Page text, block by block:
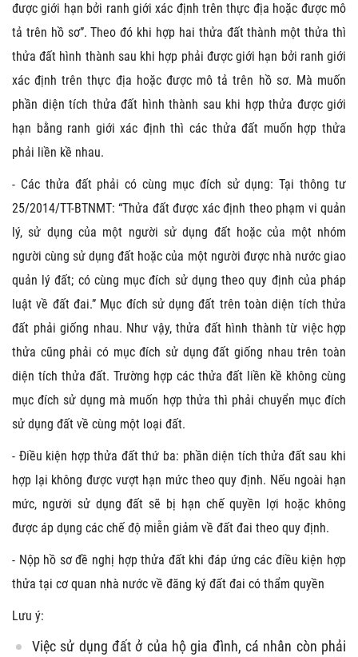
được giới hạn bởi ranh giới xác định trên thực địa hoặc được mô
tả trên hồ sơ”. Theo đó khi hợp hai thửa đất thành một thửa thì
thửa đất hình thành sau khi hợp phải được giới hạn bởi ranh giới
xác định trên thực địa hoặc được mô tả trên hồ sơ. Mà muốn
phần diện tích thửa đất hình thành sau khi hợp thửa được giới
hạn bằng ranh giới xác định thì các thửa đất muốn hợp thửa
phải liền kề nhau.
- Các thửa đất phải có cùng mục đích sử dụng: Tại thông tư
25/2014/TT-BTNMT: “Thửa đất được xác định theo phạm vi quản
lý, sử dụng của một người sử dụng đất hoặc của một nhóm
người cùng sử dụng đất hoặc của một người được nhà nước giao
quản lý đất; có cùng mục đích sử dụng theo quy định của pháp
luật về đất đai.” Mục đích sử dụng đất trên toàn diện tích thửa
đất phải giống nhau. Như vậy, thửa đất hình thành từ việc hợp
thửa cũng phải có mục đích sử dụng đất giống nhau trên toàn
diện tích thửa đất. Trường hợp các thửa đất liền kề không cùng
mục đích sử dụng mà muốn hợp thửa thì phải chuyển mục đích
sử dụng đất về cùng một loại đất.
- Điều kiện hợp thửa đất thứ ba: phần diện tích thửa đất sau khi
hợp lại không được vượt hạn mức theo quy định. Nếu ngoài hạn
mức, người sử dụng đất sẽ bị hạn chế quyền lợi hoặc không
được áp dụng các chế độ miễn giảm về đất đai theo quy định.
- Nộp hồ sơ đề nghị hợp thửa đất khi đáp ứng các điều kiện hợp
thửa tại cơ quan nhà nước về đăng ký đất đai có thẩm quyền
Lưu ý:
Việc sử dụng đất ở của hộ gia đình, cá nhân còn phải